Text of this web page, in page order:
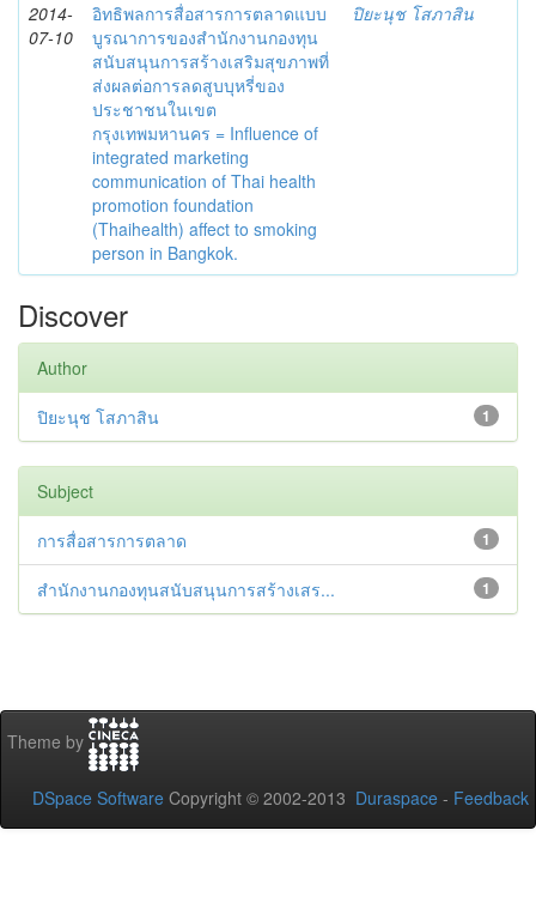
2014-
07-10
อิทธิพลการสื่อสารการตลาดแบบ
บูรณาการของสำนักงานกองทุน
สนับสนุนการสร้างเสริมสุขภาพที่
ส่งผลต่อการลดสูบบุหรี่ของ
ประชาชนในเขต
กรุงเทพมหานคร = Influence of
integrated marketing
communication of Thai health
promotion foundation
(Thaihealth) affect to smoking
person in Bangkok.
ปิยะนุช โสภาสิน
Discover
Author
1
ปิยะนุช โสภาสิน
Subject
1
การสื่อสารการตลาด
1
สำนักงานกองทุนสนับสนุนการสร้างเสร...
Theme by
DSpace Software Copyright © 2002-2013 Duraspace - Feedback